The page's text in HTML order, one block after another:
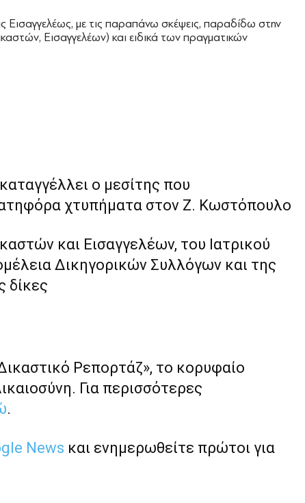
Εισαγγελέως, με τις παραπάνω σκέψεις, παραδίδω στην
Εισαγγελέων) και ειδικά των πραγματικών
ο μεσίτης που
χτυπήματα στον Ζ. Κωστόπουλο
και Εισαγγελέων, του Ιατρικού
Δικηγορικών Συλλόγων και της
δίκες
Ρεπορτάζ», το κορυφαίο
Για περισσότερες
.
News και ενημερωθείτε πρώτοι για